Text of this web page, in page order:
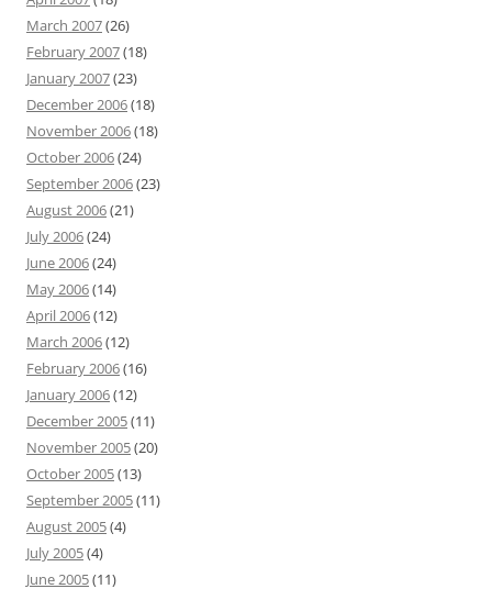
March 2007(26)
February 2007(18)
January 2007(23)
December 2006(18)
November 2006(18)
October 2006(24)
September 2006(23)
August 2006(21)
July 2006(24)
June 2006(24)
May 2006(14)
April 2006(12)
March 2006(12)
February 2006(16)
January 2006(12)
December 2005(11)
November 2005(20)
October 2005(13)
September 2005(11)
August 2005(4)
July 2005(4)
June 2005(11)